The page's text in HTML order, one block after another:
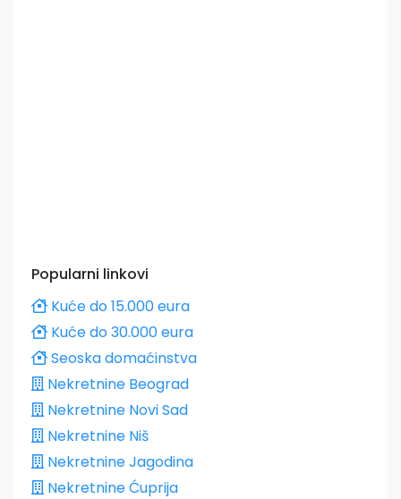
Popularni linkovi
Kuće do 15.000 eura
Kuće do 30.000 eura
Seoska domaćinstva
Nekretnine Beograd
Nekretnine Novi Sad
Nekretnine Niš
Nekretnine Jagodina
Nekretnine Ćuprija